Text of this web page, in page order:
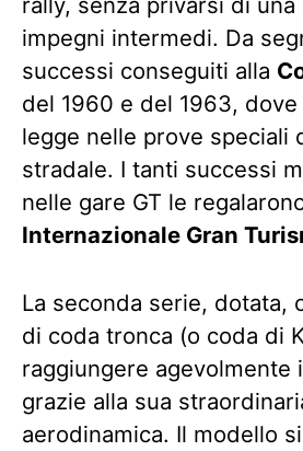
impegni intermedi. Da
successi conseguiti alla
del 1960 e del 1963,
legge nelle prove speciali
stradale. I tanti successi
nelle gare GT le
Internazionale Gran
La seconda serie, dotata,
di coda tronca (o coda di
raggiungere agevolmente
grazie alla sua
aerodinamica. Il modello